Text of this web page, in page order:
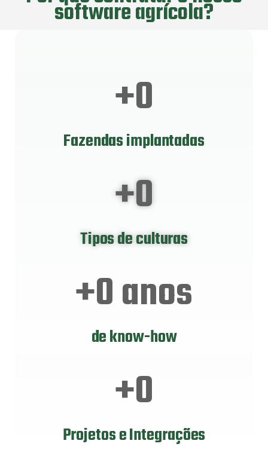
software agrícola?
+0
Fazendas implantadas
+0
Tipos de culturas
+0 anos
de know-how
+0
Projetos e Integrações